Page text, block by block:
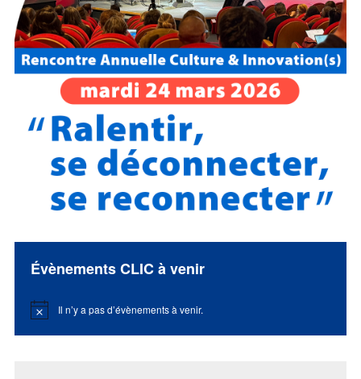
Évènements CLIC à venir
Notice Il n’y a pas d’évènements à venir.